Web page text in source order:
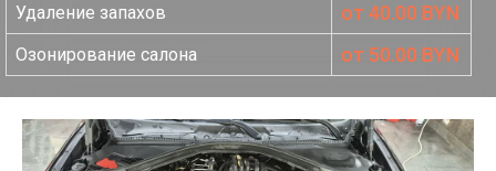
Удаление запахов от 40.00 BYN
Озонирование салона от 50.00 BYN